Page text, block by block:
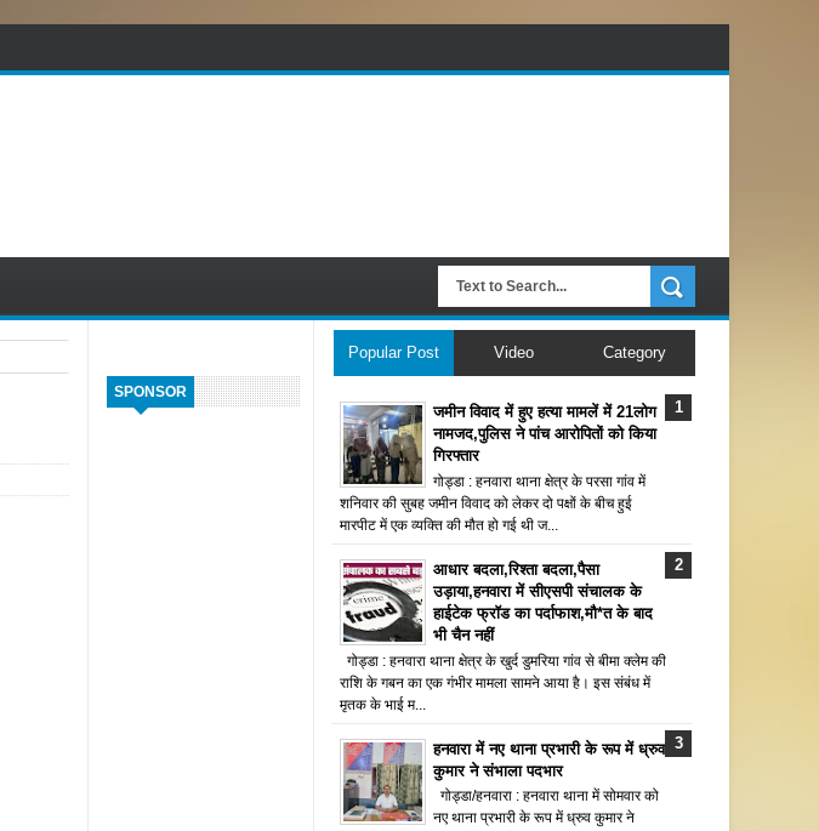
SPONSOR
Popular Post Video Category
जमीन विवाद में हुए हत्या मामलें में 21लोग
नामजद,पुलिस ने पांच आरोपितों को किया
गिरफ्तार
गोड्डा : हनवारा थाना क्षेत्र के परसा गांव में
शनिवार की सुबह जमीन विवाद को लेकर दो पक्षों के बीच हुई
मारपीट में एक व्यक्ति की मौत हो गई थी ज...
आधार बदला,रिश्ता बदला,पैसा
उड़ाया,हनवारा में सीएसपी संचालक के
हाईटेक फ्रॉड का पर्दाफाश,मौ*त के बाद
भी चैन नहीं
गोड्डा : हनवारा थाना क्षेत्र के खुर्द डुमरिया गांव से बीमा क्लेम की
राशि के गबन का एक गंभीर मामला सामने आया है। इस संबंध में
मृतक के भाई म...
हनवारा में नए थाना प्रभारी के रूप में ध्रुव
कुमार ने संभाला पदभार
गोड्डा/हनवारा : हनवारा थाना में सोमवार को
नए थाना प्रभारी के रूप में ध्रुव कुमार ने